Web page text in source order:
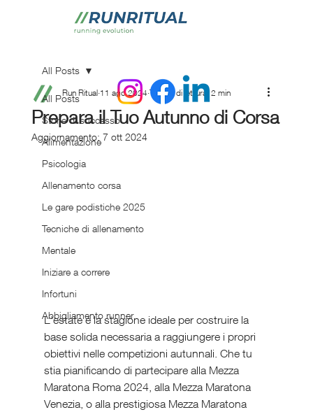
All Posts
Storie di successo
Alimentazione
Psicologia
Allenamento corsa
Le gare podistiche 2025
Tecniche di allenamento
Mentale
Iniziare a correre
Infortuni
Abbigliamento runner
All Posts
Prepara il Tuo Autunno di Corsa
Run Ritual 11 ago 2024 Tempo di lettura: 2 min
Aggiornamento: 7 ott 2024
L'estate è la stagione ideale per costruire la
base solida necessaria a raggiungere i propri
obiettivi nelle competizioni autunnali. Che tu
stia pianificando di partecipare alla Mezza
Maratona Roma 2024, alla Mezza Maratona
Venezia, o alla prestigiosa Mezza Maratona